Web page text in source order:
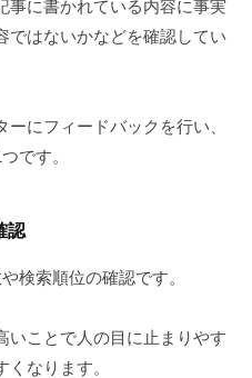
事に書かれている内容に事実
ではないかなどを確認してい
にフィードバックを行い、
です。
認
検索順位の確認です。
いことで人の目に止まりやす
なります。